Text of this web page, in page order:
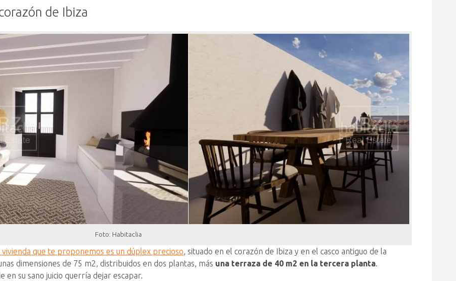
de Ibiza
Foto: Habitaclia
vivienda que te proponemos es un dúplex precioso, situado en el corazón de Ibiza y en el casco antiguo de la
dimensiones de 75 m2, distribuidos en dos plantas, más una terraza de 40 m2 en la tercera planta.
en su sano juicio querría dejar escapar.